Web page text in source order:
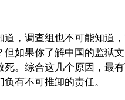
，调查组也不可能知道，
如果你了解中国的监狱
。综合这几个原因，最
有不可推卸的责任。